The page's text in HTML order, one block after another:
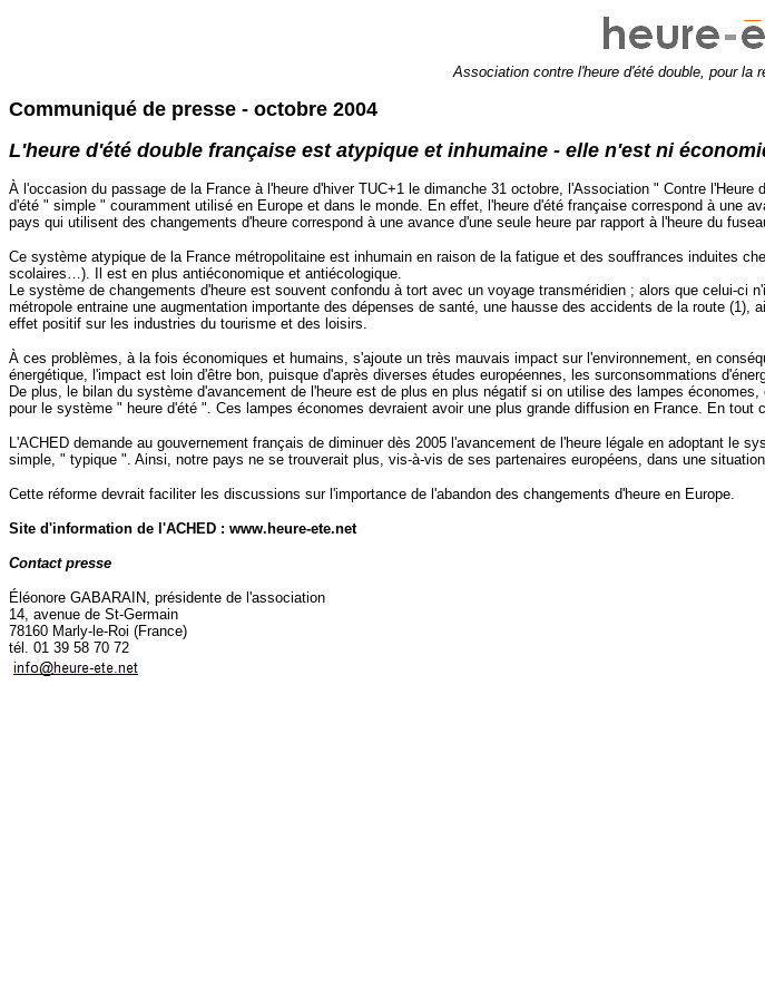
Association contre l'heure d'été double, pour la
Communiqué de presse - octobre 2004
L'heure d'été double française est atypique et inhumaine - elle n'est ni
À l'occasion du passage de la France à l'heure d'hiver TUC+1 le dimanche 31 octobre, l'Association " Contre
d'été " simple " couramment utilisé en Europe et dans le monde. En effet, l'heure d'été française correspond à une
pays qui utilisent des changements d'heure correspond à une avance d'une seule heure par rapport à l'heure du
Ce système atypique de la France métropolitaine est inhumain en raison de la fatigue et des souffrances induites
scolaires…). Il est en plus antiéconomique et antiécologique.
Le système de changements d'heure est souvent confondu à tort avec un voyage transméridien ; alors que celui-
métropole entraine une augmentation importante des dépenses de santé, une hausse des accidents de la route
effet positif sur les industries du tourisme et des loisirs.
À ces problèmes, à la fois économiques et humains, s'ajoute un très mauvais impact sur l'environnement, en
énergétique, l'impact est loin d'être bon, puisque d'après diverses études européennes, les surconsommations
De plus, le bilan du système d'avancement de l'heure est de plus en plus négatif si on utilise des lampes
pour le système " heure d'été ". Ces lampes économes devraient avoir une plus grande diffusion en France. En
L'ACHED demande au gouvernement français de diminuer dès 2005 l'avancement de l'heure légale en adoptant
simple, " typique ". Ainsi, notre pays ne se trouverait plus, vis-à-vis de ses partenaires européens, dans une
Cette réforme devrait faciliter les discussions sur l'importance de l'abandon des changements d'heure en Europe.
Site d'information de l'ACHED : www.heure-ete.net
Contact presse
Éléonore GABARAIN, présidente de l'association
14, avenue de St-Germain
78160 Marly-le-Roi (France)
tél. 01 39 58 70 72